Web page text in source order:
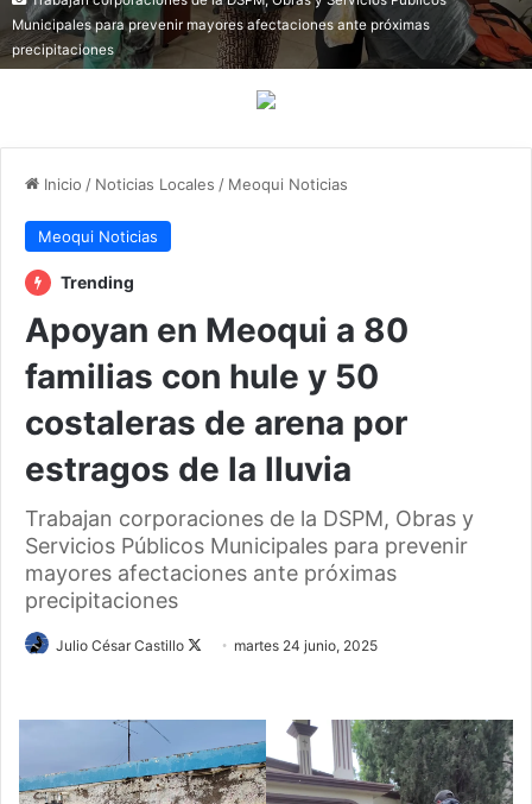
Municipales para prevenir mayores afectaciones ante próximas
precipitaciones
Inicio / Noticias Locales / Meoqui Noticias
Meoqui Noticias
Trending
Apoyan en Meoqui a 80
familias con hule y 50
costaleras de arena por
estragos de la lluvia
Trabajan corporaciones de la DSPM, Obras y
Servicios Públicos Municipales para prevenir
mayores afectaciones ante próximas
precipitaciones
Julio César Castillo
Followmartes 24 junio, 2025